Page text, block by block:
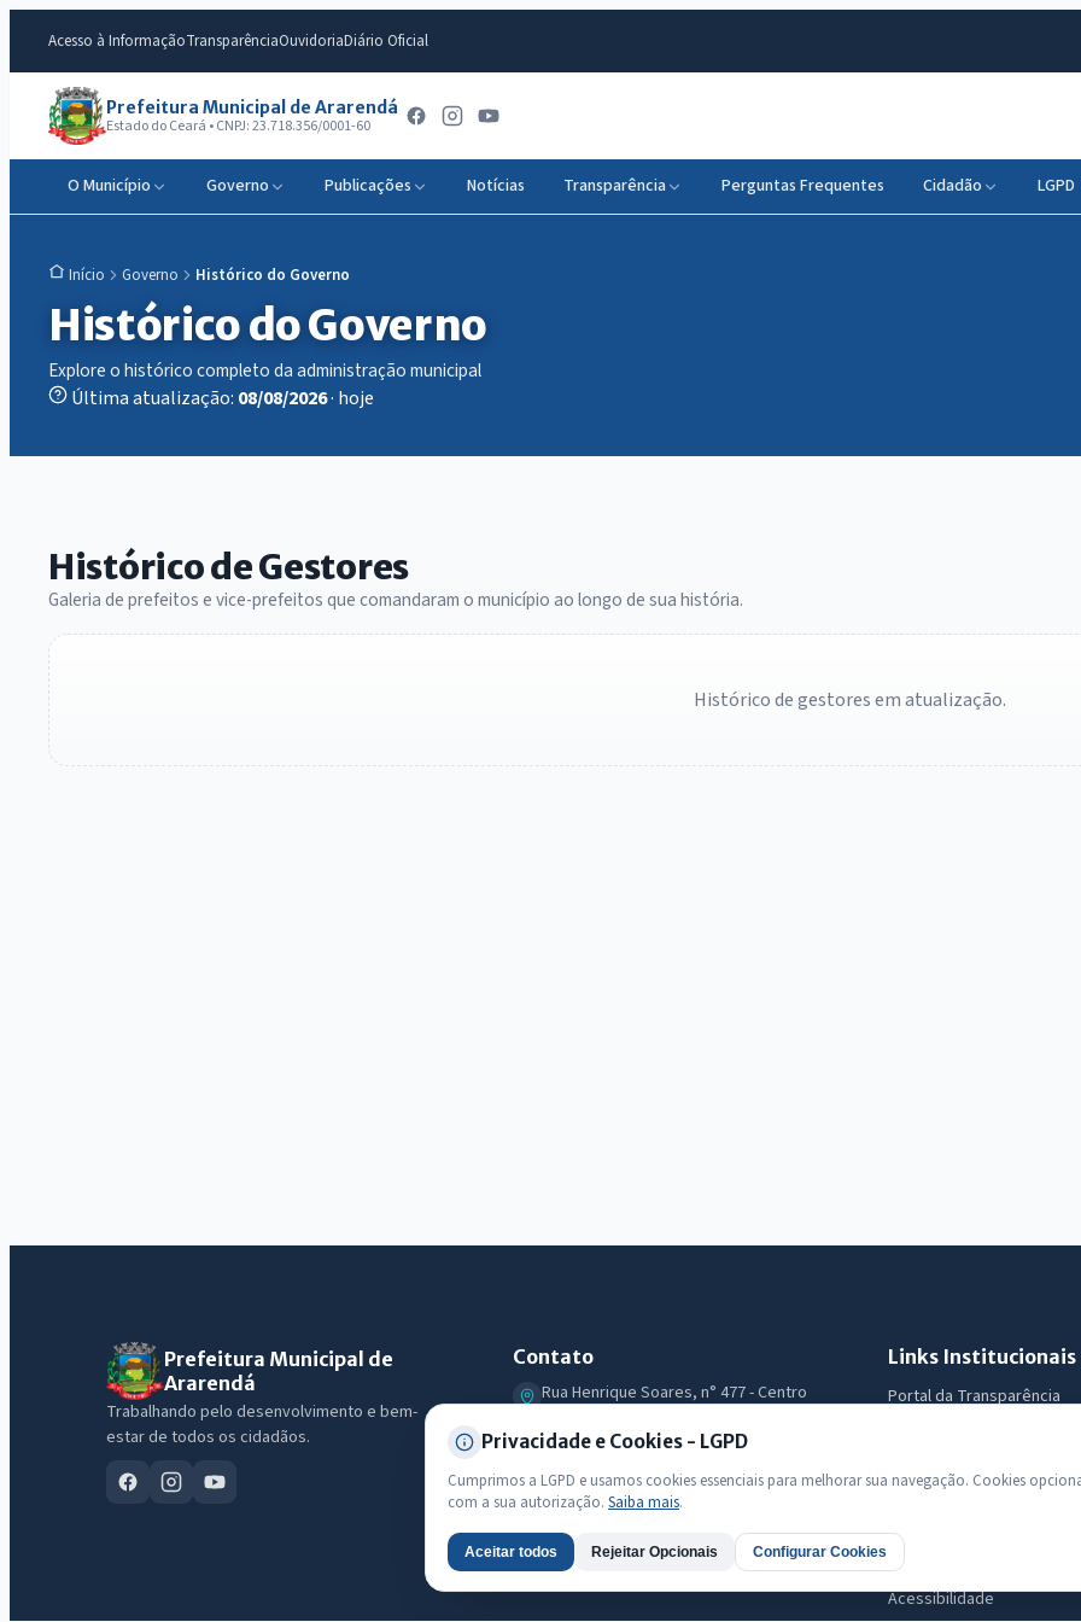
Acesso à InformaçãoTransparênciaOuvidoriaDiário Oficial
Prefeitura Municipal de Ararendá
Estado do Ceará • CNPJ: 23.718.356/0001-60
O Município Governo Publicações Notícias Transparência Perguntas Frequentes Cidadão LGPD
Início Governo Histórico do Governo
Histórico do Governo
Explore o histórico completo da administração municipal
Última atualização: 08/08/2026· hoje
Histórico de Gestores
Galeria de prefeitos e vice-prefeitos que comandaram o município ao longo de sua história.
Histórico de gestores em atualização.
Prefeitura Municipal de
Ararendá
Trabalhando pelo desenvolvimento e bem-
estar de todos os cidadãos.
Contato
Rua Henrique Soares, n° 477 - Centro
gabinete@ararenda.ce.gov.br
Webmail Institucional
Links Institucionais
Portal da Transparência
Ouvidoria
LGPD
Mapa do Site
Acessibilidade
Privacidade e Cookies - LGPD
Cumprimos a LGPD e usamos cookies essenciais para melhorar sua navegação. Cookies
com a sua autorização. Saiba mais.
Aceitar todos Rejeitar Opcionais Configurar Cookies